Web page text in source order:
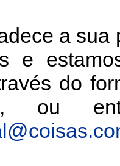
a sua
e
do
ou